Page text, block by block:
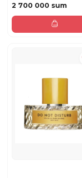
2 700 000 sum